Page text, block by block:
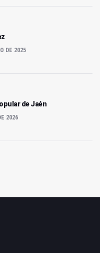
DE 2025
de Jaén
2026